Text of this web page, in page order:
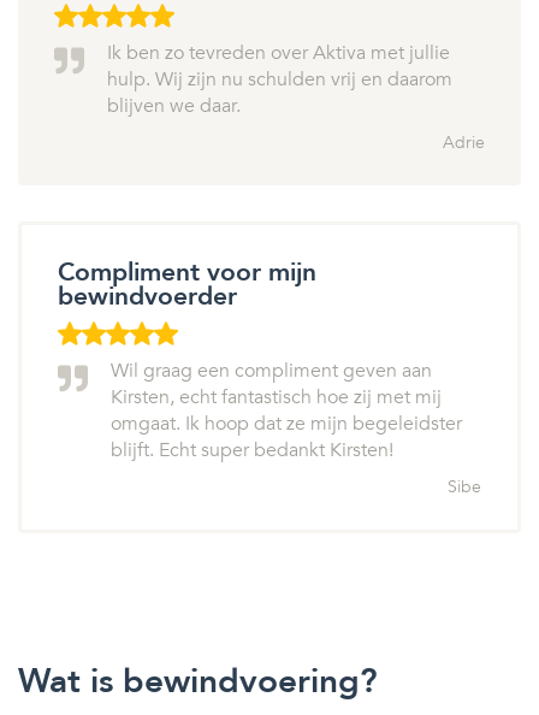
Ik ben zo tevreden over Aktiva met jullie
hulp. Wij zijn nu schulden vrij en daarom
blijven we daar.
Adrie
Compliment voor mijn
bewindvoerder
Wil graag een compliment geven aan
Kirsten, echt fantastisch hoe zij met mij
omgaat. Ik hoop dat ze mijn begeleidster
blijft. Echt super bedankt Kirsten!
Sibe
Wat is bewindvoering?